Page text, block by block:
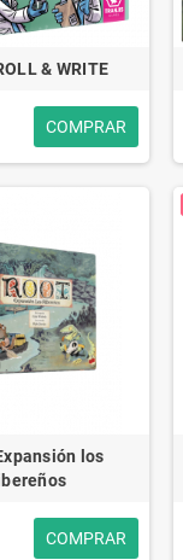
& WRITE
COMPRAR
los
COMPRAR